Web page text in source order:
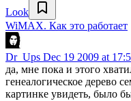
Look
WiMAX. Как это работает
Dr_Ups Dec 19 2009 at
да, мне пока и этого
генеалогическое дерево
картинке увидеть, было